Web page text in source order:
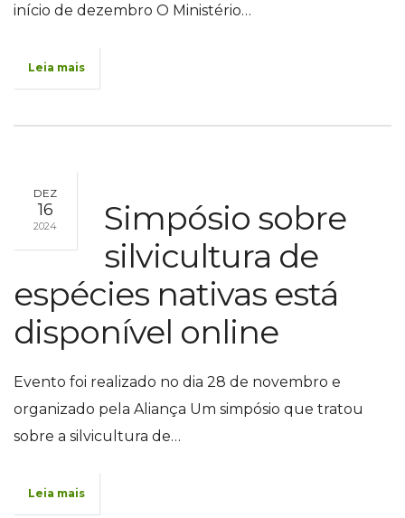
início de dezembro O Ministério…
Leia mais
DEZ
16
2024
Simpósio sobre
silvicultura de
espécies nativas está
disponível online
Evento foi realizado no dia 28 de novembro e
organizado pela Aliança Um simpósio que tratou
sobre a silvicultura de…
Leia mais